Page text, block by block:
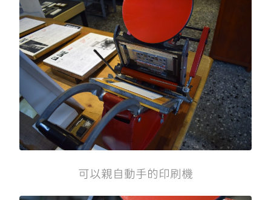
可以親自動手的印刷機